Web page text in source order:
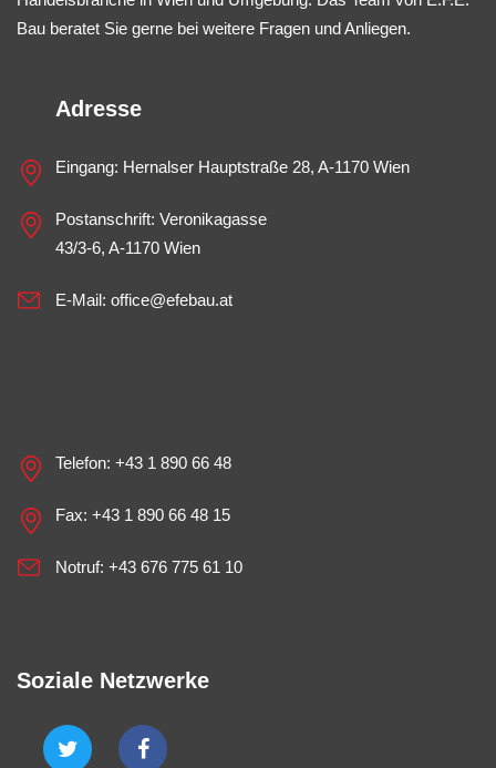
Bau beratet Sie gerne bei weitere Fragen und Anliegen.
Adresse
Eingang: Hernalser Hauptstraße 28, A-1170 Wien
Postanschrift: Veronikagasse
43/3-6, A-1170 Wien
E-Mail: office@efebau.at
Telefon: +43 1 890 66 48
Fax: +43 1 890 66 48 15
Notruf: +43 676 775 61 10
Soziale Netzwerke